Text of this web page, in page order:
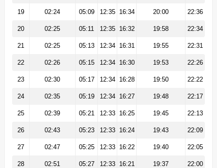
19 02:24 05:09 12:35 16:34 20:00 22:36
20 02:25 05:11 12:35 16:32 19:58 22:34
21 02:25 05:13 12:34 16:31 19:55 22:31
22 02:26 05:15 12:34 16:30 19:53 22:26
23 02:30 05:17 12:34 16:28 19:50 22:22
24 02:35 05:19 12:34 16:27 19:48 22:17
25 02:39 05:21 12:33 16:25 19:45 22:13
26 02:43 05:23 12:33 16:24 19:43 22:09
27 02:47 05:25 12:33 16:22 19:40 22:05
28 02:51 05:27 12:33 16:21 19:37 22:00